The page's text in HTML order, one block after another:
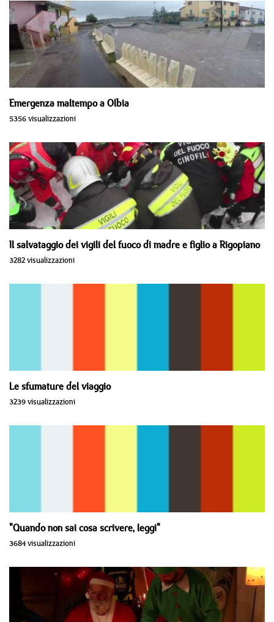
Emergenza maltempo a Olbia
5356 visualizzazioni
Il salvataggio dei vigili del fuoco di madre e figlio a Rigopiano
3282 visualizzazioni
Le sfumature del viaggio
3239 visualizzazioni
"Quando non sai cosa scrivere, leggi"
3684 visualizzazioni